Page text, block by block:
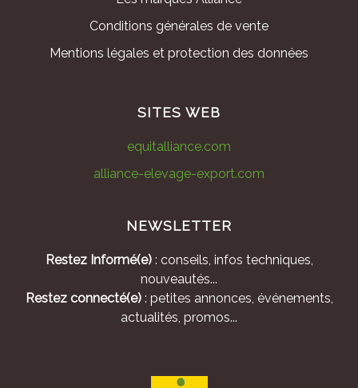
Conditions générales de vente
Mentions légales et protection des données
SITES WEB
equitalliance.com
alliance-elevage-export.com
NEWSLETTER
Restez Informé(e): conseils, infos techniques,
nouveautés...
Restez connecté(e): petites annonces, événements,
actualités, promos...